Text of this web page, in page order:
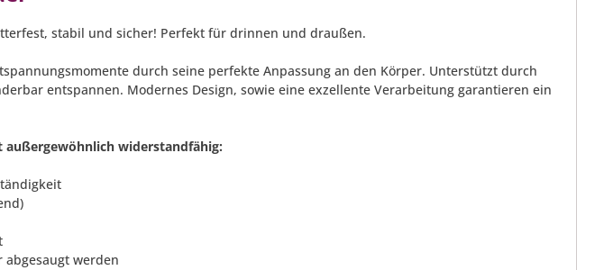
stabil und sicher! Perfekt für drinnen und draußen.
durch seine perfekte Anpassung an den Körper. Unterstützt durch
entspannen. Modernes Design, sowie eine exzellente Verarbeitung garantieren ein
widerstandfähig:
werden